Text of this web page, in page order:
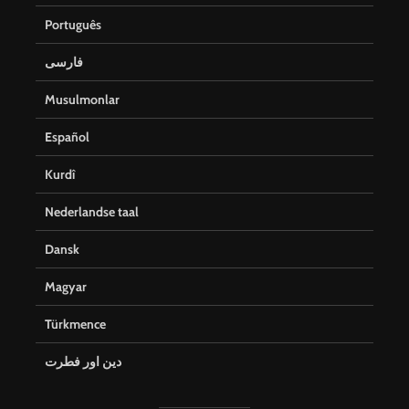
Português
فارسی
Musulmonlar
Español
Kurdî
Nederlandse taal
Dansk
Magyar
Türkmence
دین اور فطرت